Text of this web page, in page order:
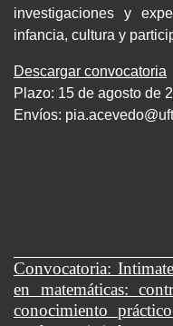
investigaciones y
infancia, cultura y
Descargar convocatoria
Plazo: 15 de agosto de
Envíos:
Convocatoria:
en matemáticas:
conocimiento